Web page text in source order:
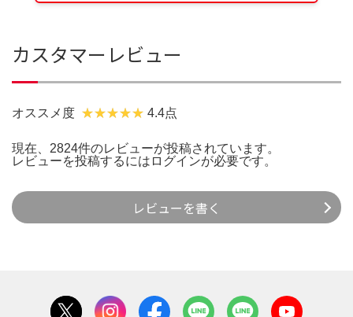
カスタマーレビュー
オススメ度 4.4点
現在、2824件のレビューが投稿されています。
レビューを投稿するには ログインが必要です。
レビューを書く